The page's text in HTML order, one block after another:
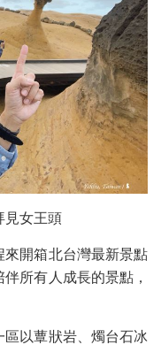
見女王頭
來開箱北台灣最新景點
所有人成長的景點，
以蕈狀岩、燭台石冰